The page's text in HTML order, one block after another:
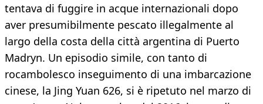
tentava di fuggire in acque internazionali dopo
aver presumibilmente pescato illegalmente al
largo della costa della città argentina di Puerto
Madryn. Un episodio simile, con tanto di
rocambolesco inseguimento di una imbarcazione
cinese, la Jing Yuan 626, si è ripetuto nel marzo di